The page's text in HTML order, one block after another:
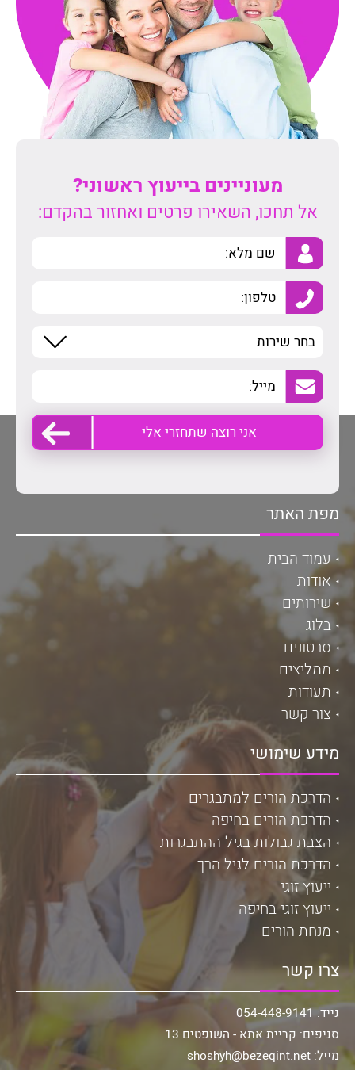
מעוניינים בייעוץ ראשוני?
אל תחכו, השאירו פרטים ואחזור בהקדם:
מפת האתר
עמוד הבית
אודות
שירותים
בלוג
סרטונים
ממליצים
תעודות
צור קשר
מידע שימושי
הדרכת הורים למתבגרים
הדרכת הורים בחיפה
הצבת גבולות בגיל ההתבגרות
הדרכת הורים לגיל הרך
ייעוץ זוגי
ייעוץ זוגי בחיפה
מנחת הורים
צרו קשר
נייד: 054-448-9141
סניפים: קריית אתא - השופטים 13
מייל: shoshyh@bezeqint.net